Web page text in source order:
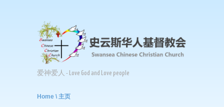
爱神爱人 - Love God and Love people
Home \ 主页